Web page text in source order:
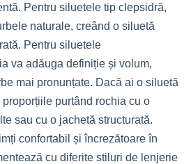
Pentru siluetele tip clepsidră,
naturale, creând o siluetă
Pentru siluetele
va adăuga definiție și volum,
mai pronunțate. Dacă ai o siluetă
purtând rochia cu o
sau cu o jachetă structurată.
confortabil și încrezătoare în
cu diferite stiluri de lenjerie